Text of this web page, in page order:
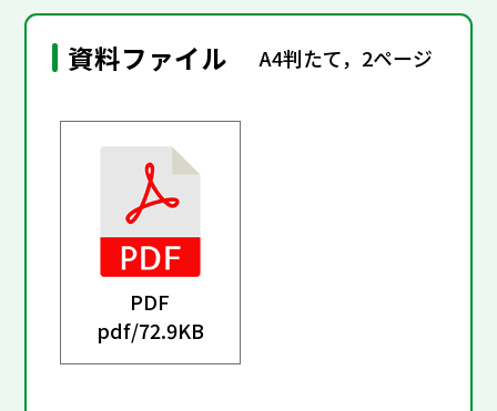
資料ファイル A4判たて，2ページ
PDF
pdf/72.9KB